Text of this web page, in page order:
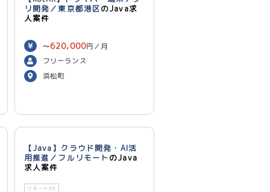
リ開発／東京都港区のJava求
人案件
〜620,000円／月
フリーランス
浜松町
【Java】クラウド開発・AI活
用推進／フルリモートのJava
求人案件
リモートOK